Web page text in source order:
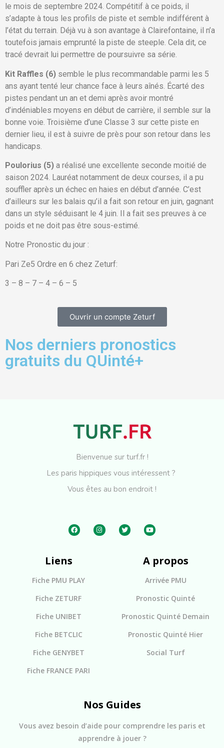
le mois de septembre 2024. Compétitif à ce poids, il
s’adapte à tous les profils de piste et semble indifférent à
l’état du terrain. Déjà vu à son avantage à Clairefontaine, il n’a
toutefois jamais emprunté la piste de steeple. Cela dit, ce
tracé devrait lui permettre de poursuivre sa série.
Kit Raffles (6) semble le plus recommandable parmi les 5
ans ayant tenté leur chance face à leurs aînés. Écarté des
pistes pendant un an et demi après avoir montré
d’indéniables moyens en début de carrière, il semble sur la
bonne voie. Troisième d’une Classe 3 sur cette piste en
dernier lieu, il est à suivre de près pour son retour dans les
handicaps.
Poulorius (5) a réalisé une excellente seconde moitié de
saison 2024. Lauréat notamment de deux courses, il a pu
souffler après un échec en haies en début d’année. C’est
d’ailleurs sur les balais qu’il a fait son retour en juin, gagnant
dans un style séduisant le 4 juin. Il a fait ses preuves à ce
poids et ne doit pas être sous-estimé.
Notre Pronostic du jour :
Pari Ze5 Ordre en 6 chez Zeturf:
3 – 8 – 7 – 4 – 6 – 5
Ouvrir un compte Zeturf
Nos derniers pronostics
gratuits du QUinté+
Bienvenue sur turf.fr !
Les paris hippiques vous intéressent ?
Vous êtes au bon endroit !
Liens
Fiche PMU PLAY
Fiche ZETURF
Fiche UNIBET
Fiche BETCLIC
Fiche GENYBET
Fiche FRANCE PARI
A propos
Arrivée PMU
Pronostic Quinté
Pronostic Quinté Demain
Pronostic Quinté Hier
Social Turf
Nos Guides
Vous avez besoin d’aide pour comprendre les paris et
apprendre à jouer ?